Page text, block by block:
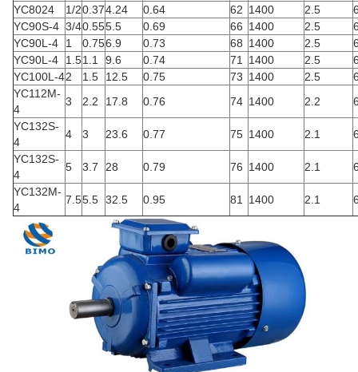
YC8024
1/20.374.24 0.64 62 1400 2.5
YC90S-4 3/40.555.5 0.69 66 1400 2.5
YC90L-4
1 0.756.9 0.73 68 1400 2.5
YC90L-4
1.51.1 9.6 0.74 71 1400 2.5
YC100L-42 1.5 12.5 0.75 73 1400 2.5
YC112M-
4
3 2.2 17.8 0.76 74 1400 2.2
YC132S-
4
4 3 23.6 0.77 75 1400 2.1
YC132S-
4
5 3.7 28 0.79 76 1400 2.1
YC132M-
4
7.55.5 32.5 0.95 81 1400 2.1